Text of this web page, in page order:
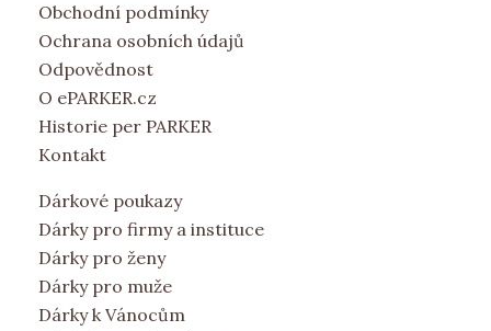
Obchodní podmínky
Ochrana osobních údajů
Odpovědnost
O ePARKER.cz
Historie per PARKER
Kontakt
Dárkové poukazy
Dárky pro firmy a instituce
Dárky pro ženy
Dárky pro muže
Dárky k Vánocům